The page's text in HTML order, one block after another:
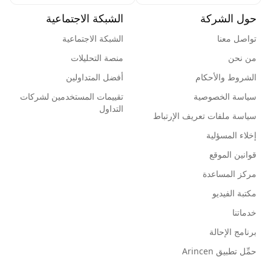
حول الشركة
تواصل معنا
من نحن
الشروط والأحكام
سياسة الخصوصية
سياسة ملفات تعريف الإرتباط
إخلاء المسؤلية
قوانين الموقع
مركز المساعدة
مكتبة الفيديو
خدماتنا
برنامج الإحالة
حمِّل تطبيق Arincen
الشبكة الاجتماعية
الشبكة الاجتماعية
منصة التحليلات
أفضل المتداولين
تقييمات المستخدمين لشركات
التداول